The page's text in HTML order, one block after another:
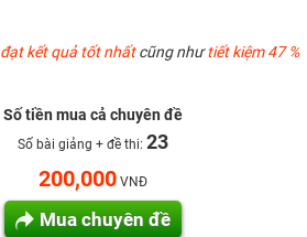
đạt kết quả tốt nhấtcũng nhưtiết kiệm 47 %
Số tiền mua cả chuyên đề
Số bài giảng + đề thi: 23
200,000 VNĐ
Mua chuyên đề